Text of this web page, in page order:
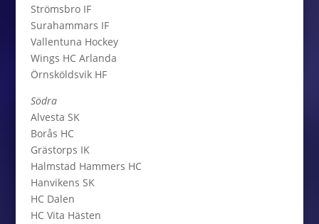
Strömsbro IF
Surahammars IF
Vallentuna Hockey
Wings HC Arlanda
Örnsköldsvik HF
Södra
Alvesta SK
Borås HC
Grästorps IK
Halmstad Hammers HC
Hanvikens SK
HC Dalen
HC Vita Hästen